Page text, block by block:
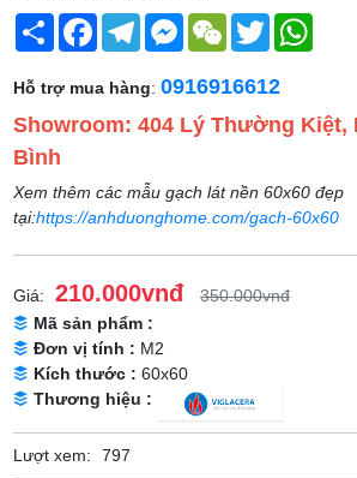
Share FacebookTelegramMessenger
WeChatTwitter
Hỗ trợ mua hàng:0916916612
Showroom: 404 Lý Thường Kiệt,
Bình
Xem thêm các mẫu gạch lát nền 60x60 đẹp
tại:https://anhduonghome.com/gach-60x60
Giá: 210.000vnđ
350.000vnđ
Mã sản phẩm :
Đơn vị tính : M2
Kích thước :60x60
Thương hiệu :
Lượt xem: 797